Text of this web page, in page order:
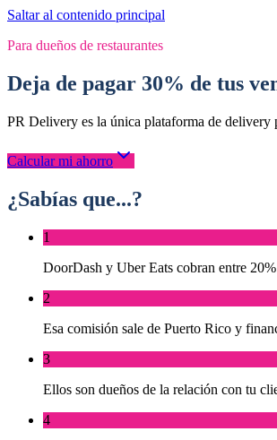
Saltar al contenido principal
Para dueños de restaurantes
Deja de pagar 30% de tus
PR Delivery es la única plataforma de delivery
Calcular mi ahorro
¿Sabías que...?
1
DoorDash y Uber Eats cobran entre
2
Esa comisión sale de Puerto Rico y
3
Ellos son dueños de la relación con tu
4